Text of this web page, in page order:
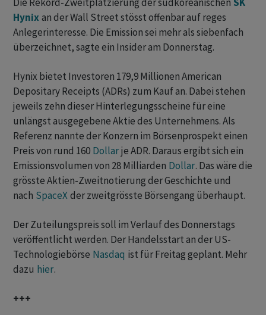
Die Rekord-Zweitplatzierung der südkoreanischen SK
Hynixan der Wall Street stösst ‌offenbar auf ⁠reges
Anlegerinteresse. Die Emission sei mehr als siebenfach
überzeichnet, sagte ein Insider am Donnerstag.
Hynix bietet Investoren 179,9 Millionen American
Depositary Receipts (ADRs) zum Kauf an. ‌Dabei stehen
jeweils zehn dieser Hinterlegungsscheine für eine
unlängst ​ausgegebene Aktie des Unternehmens. Als
Referenz nannte der Konzern im Börsenprospekt einen
Preis von rund 160 Dollarje ADR. Daraus ergibt sich ein
Emissionsvolumen von 28 Milliarden Dollar. Das wäre die
grösste Aktien-Zweitnotierung der Geschichte und
nach SpaceXder zweitgrösste Börsengang überhaupt.
Der Zuteilungspreis soll im Verlauf des Donnerstags
veröffentlicht werden. Der Handelsstart ​an der US-
Technologiebörse Nasdaq ist für Freitag geplant. Mehr
dazu hier.
+++